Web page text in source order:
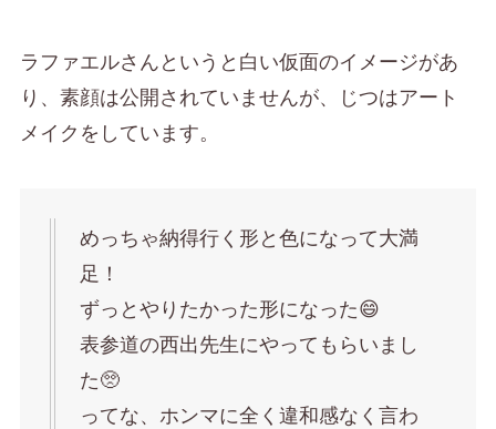
ラファエルさんというと白い仮面のイメージがあ
り、素顔は公開されていませんが、じつはアート
メイクをしています。
めっちゃ納得行く形と色になって大満
足！
ずっとやりたかった形になった😄
表参道の西出先生にやってもらいまし
た🥺
ってな、ホンマに全く違和感なく言わ